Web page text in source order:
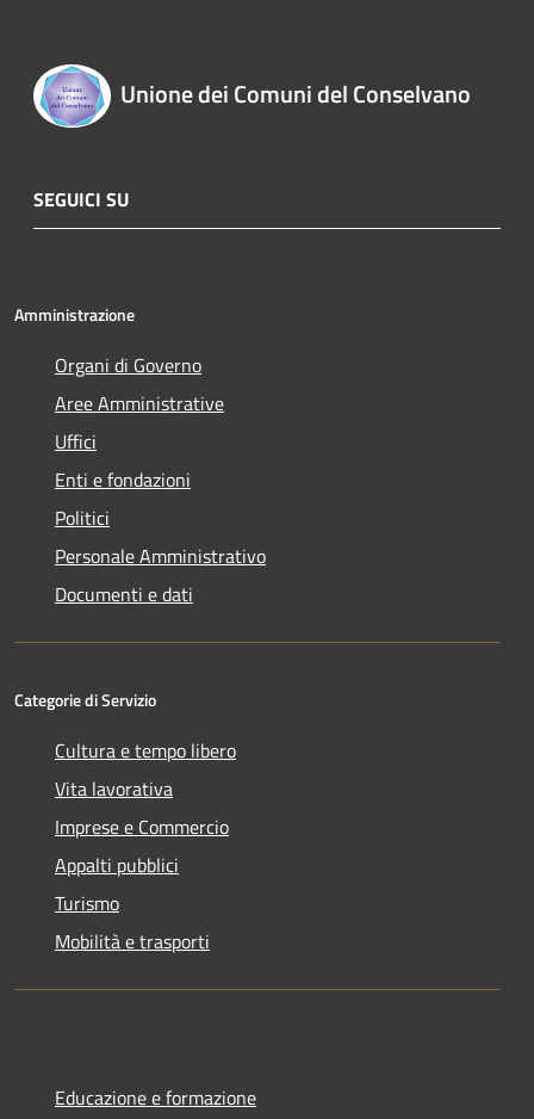
Unione dei Comuni del Conselvano
SEGUICI SU
Amministrazione
Organi di Governo
Aree Amministrative
Uffici
Enti e fondazioni
Politici
Personale Amministrativo
Documenti e dati
Categorie di Servizio
Cultura e tempo libero
Vita lavorativa
Imprese e Commercio
Appalti pubblici
Turismo
Mobilità e trasporti
Educazione e formazione